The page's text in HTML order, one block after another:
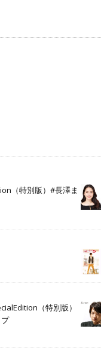
（特別版）#長澤ま
（特別版）